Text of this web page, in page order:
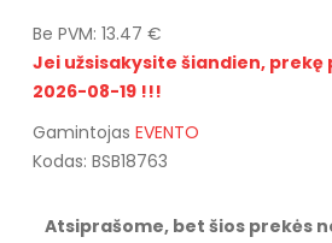
Be PVM: 13.47 €
Jei užsisakysite šiandien,
2026-08-19 !!!
Gamintojas EVENTO
Kodas: BSB18763
Atsiprašome, bet šios prekės